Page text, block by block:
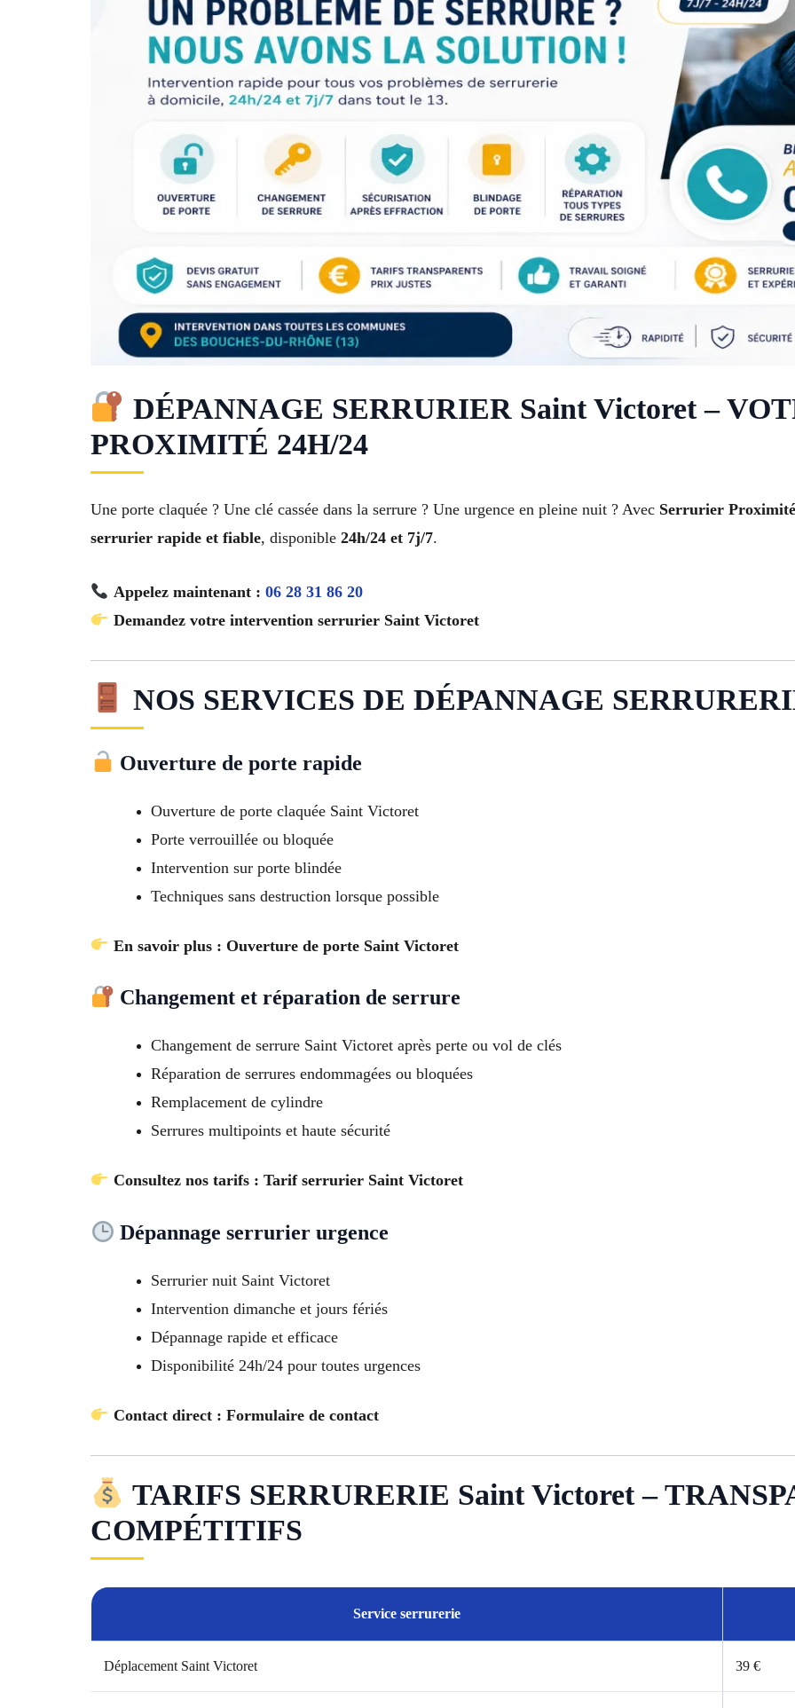
DÉPANNAGE SERRURIER Saint Victoret –
PROXIMITÉ 24H/24
Une porte claquée ? Une clé cassée dans la serrure ? Une urgence en pleine nuit ? Avec Serrurier
serrurier rapide et fiable, disponible 24h/24 et 7j/7.
Appelez maintenant : 06 28 31 86 20
Demandez votre intervention serrurier Saint Victoret
NOS SERVICES DE DÉPANNAGE
Ouverture de porte rapide
Ouverture de porte claquée Saint Victoret
Porte verrouillée ou bloquée
Intervention sur porte blindée
Techniques sans destruction lorsque possible
En savoir plus : Ouverture de porte Saint Victoret
Changement et réparation de serrure
Changement de serrure Saint Victoret après perte ou vol de clés
Réparation de serrures endommagées ou bloquées
Remplacement de cylindre
Serrures multipoints et haute sécurité
Consultez nos tarifs : Tarif serrurier Saint Victoret
Dépannage serrurier urgence
Serrurier nuit Saint Victoret
Intervention dimanche et jours fériés
Dépannage rapide et efficace
Disponibilité 24h/24 pour toutes urgences
Contact direct : Formulaire de contact
TARIFS SERRURERIE Saint Victoret –
COMPÉTITIFS
Service serrurerie
Déplacement Saint Victoret 39 €